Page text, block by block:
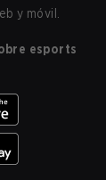
y móvil.
esports